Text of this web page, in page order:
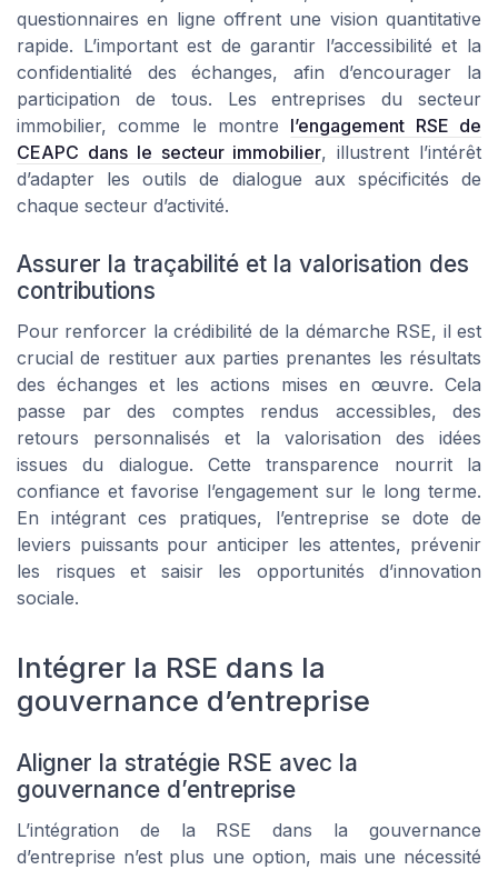
questionnaires en ligne offrent une vision quantitative
rapide. L’important est de garantir l’accessibilité et la
confidentialité des échanges, afin d’encourager la
participation de tous. Les entreprises du secteur
immobilier, comme le montre l’engagement RSE de
CEAPC dans le secteur immobilier, illustrent l’intérêt
d’adapter les outils de dialogue aux spécificités de
chaque secteur d’activité.
Assurer la traçabilité et la valorisation des
contributions
Pour renforcer la crédibilité de la démarche RSE, il est
crucial de restituer aux parties prenantes les résultats
des échanges et les actions mises en œuvre. Cela
passe par des comptes rendus accessibles, des
retours personnalisés et la valorisation des idées
issues du dialogue. Cette transparence nourrit la
confiance et favorise l’engagement sur le long terme.
En intégrant ces pratiques, l’entreprise se dote de
leviers puissants pour anticiper les attentes, prévenir
les risques et saisir les opportunités d’innovation
sociale.
Intégrer la RSE dans la
gouvernance d’entreprise
Aligner la stratégie RSE avec la
gouvernance d’entreprise
L’intégration de la RSE dans la gouvernance
d’entreprise n’est plus une option, mais une nécessité